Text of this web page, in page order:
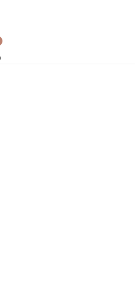
lief cadeautje